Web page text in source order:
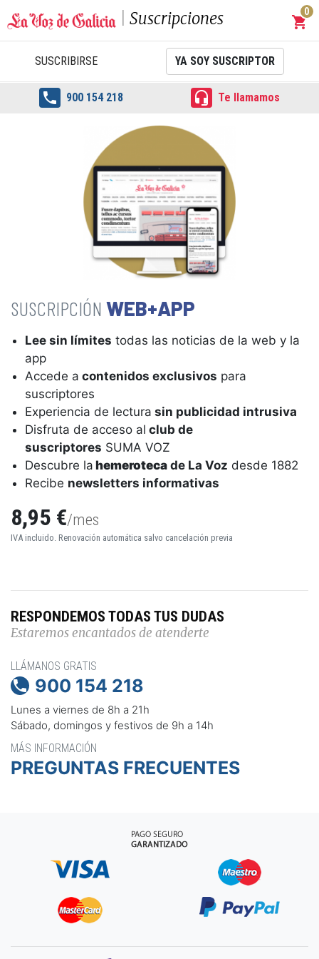
Suscripciones shopping_cart
0
SUSCRIBIRSE YA SOY SUSCRIPTOR
 900 154 218  Te llamamos
WEB+APP
Lee sin límites todas las noticias de la web y la
app
Accede a contenidos exclusivos para
suscriptores
Experiencia de lectura sin publicidad intrusiva
Disfruta de acceso al club de
suscriptores SUMA VOZ
Descubre la hemeroteca de La Voz desde 1882
Recibe newsletters informativas
8,95 €/mes
IVA incluido. Renovación automática salvo cancelación previa
RESPONDEMOS TODAS TUS DUDAS
Estaremos encantados de atenderte
LLÁMANOS GRATIS
 900 154 218
Lunes a viernes de 8h a 21h
Sábado, domingos y festivos de 9h a 14h
MÁS INFORMACIÓN
PREGUNTAS FRECUENTES